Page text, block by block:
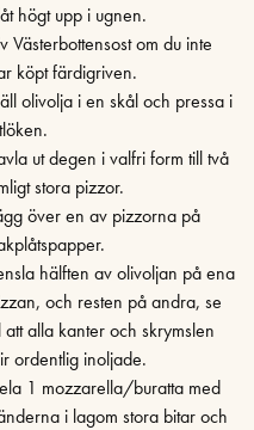
högt upp i ugnen.
Västerbottensost om du inte
köpt färdigriven.
olivolja i en skål och pressa i
ut degen i valfri form till två
stora pizzor.
över en av pizzorna på
hälften av olivoljan på ena
och resten på andra, se
att alla kanter och skrymslen
ordentlig inoljade.
1 mozzarella/buratta med
i lagom stora bitar och